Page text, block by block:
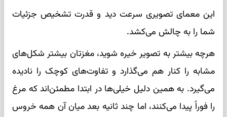
این معمای تصویری سرعت دید و قدرت تشخیص جزئیات
شما را به چالش می‌کشد.
هرچه بیشتر به تصویر خیره شوید، مغزتان بیشتر شکل‌های
مشابه را کنار هم می‌گذارد و تفاوت‌های کوچک را نادیده
می‌گیرد. به همین دلیل خیلی‌ها در ابتدا مطمئن‌اند که مرغ
را فوراً پیدا می‌کنند، اما چند ثانیه بعد میان آن همه خروس